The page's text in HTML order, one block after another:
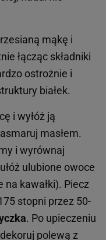
mąkę i
łącząc składniki
ostrożnie i
białek.
i wyłóż ją
masłem.
i wyrównaj
ulubione owoce
kawałki). Piecz
stopni przez 50-
. Po upieczeniu
polewą z